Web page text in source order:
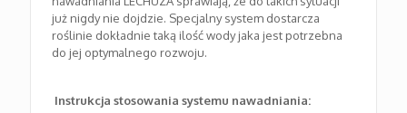
już nigdy nie dojdzie. Specjalny system dostarcza
roślinie dokładnie taką ilość wody jaka jest potrzebna
do jej optymalnego rozwoju.
Instrukcja stosowania systemu nawadniania: